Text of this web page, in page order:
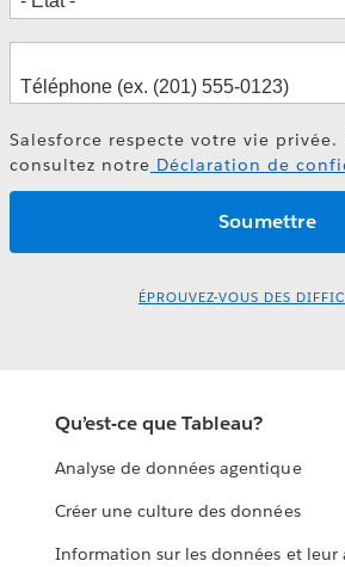
Salesforce respecte votre vie
consultez notre Déclaration de
ÉPROUVEZ-VOUS DES
Qu’est-ce que Tableau?
Analyse de données agentique
Créer une culture des données
Information sur les données et leur